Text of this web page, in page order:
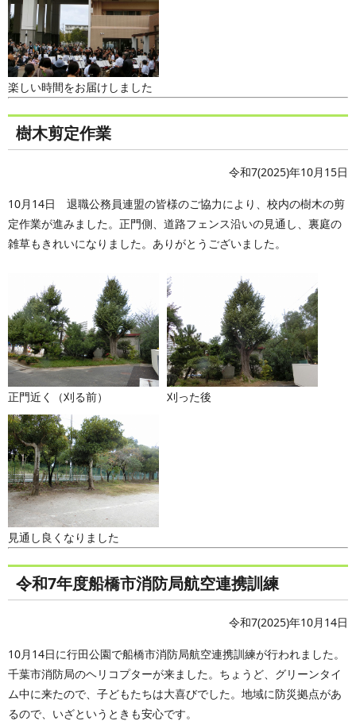
楽しい時間をお届けしました
樹木剪定作業
令和7(2025)年10月15日
10月14日 退職公務員連盟の皆様のご協力により、校内の樹木の剪
定作業が進みました。正門側、道路フェンス沿いの見通し、裏庭の
雑草もきれいになりました。ありがとうございました。
正門近く（刈る前） 刈った後
見通し良くなりました
令和7年度船橋市消防局航空連携訓練
令和7(2025)年10月14日
10月14日に行田公園で船橋市消防局航空連携訓練が行われました。
千葉市消防局のヘリコプターが来ました。ちょうど、グリーンタイ
ム中に来たので、子どもたちは大喜びでした。地域に防災拠点があ
るので、いざというときも安心です。